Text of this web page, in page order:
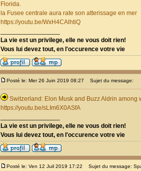
Florida.
la Fusee centrale aura rate son atterissage en mer
https://youtu.be/WxH4CAlhtiQ
La vie est un privilege, elle ne vous doit rien!
Vous lui devez tout, en l'occurence votre vie
Posté le: Mer 26 Juin 2019 08:27 Sujet du message:
Switzerland: Elon Musk and Buzz Aldrin
https://youtu.be/sLIm6X0ASfA
La vie est un privilege, elle ne vous doit rien!
Vous lui devez tout, en l'occurence votre vie
Posté le: Ven 12 Juil 2019 17:22 Sujet du message: